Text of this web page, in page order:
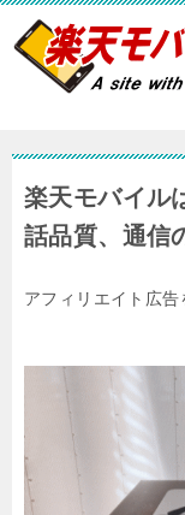
楽天モバイル
話品質、通信
アフィリエイト広